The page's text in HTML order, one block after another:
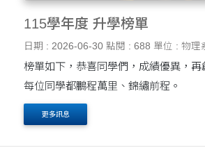
115學年度 升學榜單
日期 : 2026-06-30 點閱 : 688 單位 : 物理
榜單如下，恭喜同學們，成績優異，
每位同學都鵬程萬里、錦繡前程。
更多訊息